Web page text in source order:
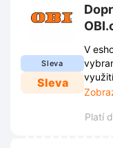
Sleva
Sleva
V
a
Platí